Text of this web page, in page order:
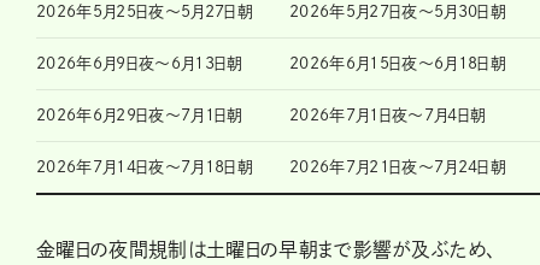
2026年5月25日夜〜5月27日朝 2026年5月27日夜～5月30日朝
2026年6月9日夜〜6月13日朝 2026年6月15日夜～6月18日朝
2026年6月29日夜〜7月1日朝 2026年7月1日夜～7月4日朝
2026年7月14日夜〜7月18日朝 2026年7月21日夜～7月24日朝
金曜日の夜間規制は土曜日の早朝まで影響が及ぶため、